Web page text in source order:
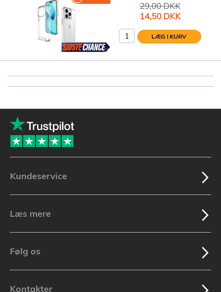
29,00 DKK
Tilbudspris
14,50 DKK
LÆG I KURV
Kundeservice
Læs mere
Følg os
Kontakter